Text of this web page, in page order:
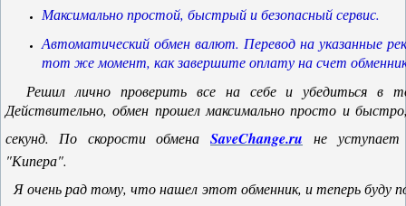
Максимально простой, быстрый и безопасный сервис.
Автоматический обмен валют. Перевод на указанные
тот же момент, как завершите оплату на счет
Решил лично проверить все на себе и убедиться в
Действительно, обмен прошел максимально просто и
секунд. По скорости обмена SaveChange.ru не уступает
"Кипера".
Я очень рад тому, что нашел этот обменник, и теперь буду